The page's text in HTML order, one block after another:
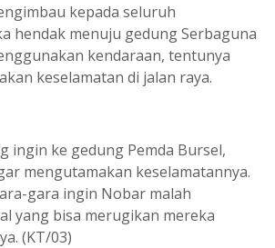
kepada seluruh
hendak menuju gedung Serbaguna
kendaraan, tentunya
keselamatan di jalan raya.
ingin ke gedung Pemda Bursel,
mengutamakan keselamatannya.
gara ingin Nobar malah
yang bisa merugikan mereka
(KT/03)